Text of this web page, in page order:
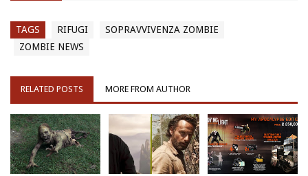
TAGS RIFUGI
SOPRAVVIVENZA ZOMBIE
ZOMBIE NEWS
RELATED POSTS MORE FROM AUTHOR